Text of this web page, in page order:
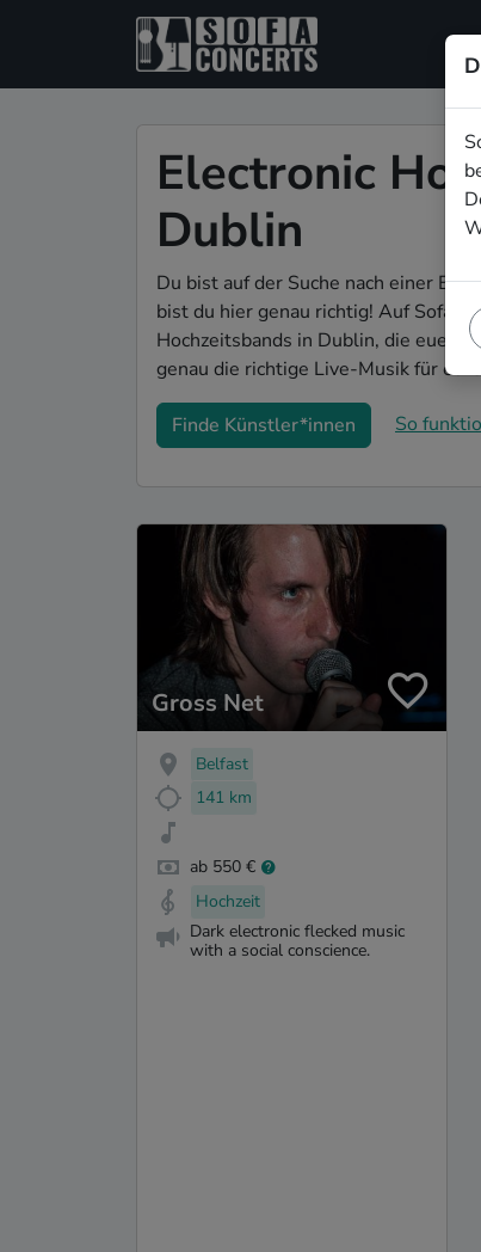
Electronic
Dublin
Du bist auf der Suche nach einer
bist du hier genau richtig! Auf
Hochzeitsbands in Dublin, die euer
genau die richtige Live-Musik für
Finde Künstler*innen So
Gross Net
Belfast
141 km
ab 550 €
Hochzeit
Dark electronic flecked music
with a social conscience.